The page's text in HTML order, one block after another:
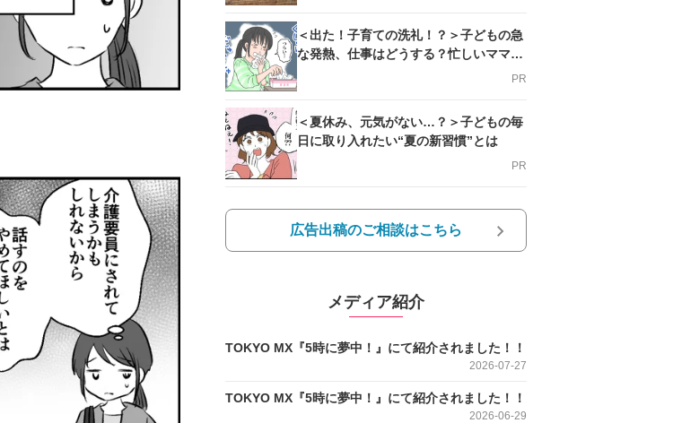
＜出た！子育ての洗礼！？＞子どもの急
な発熱、仕事はどうする？忙しいママを
PR
＜夏休み、元気がない…？＞子どもの毎
日に取り入れたい“夏の新習慣”とは
PR
広告出稿のご相談はこちら
メディア紹介
TOKYO MX『5時に夢中！』にて紹介されました！！
2026-07-27
TOKYO MX『5時に夢中！』にて紹介されました！！
2026-06-29